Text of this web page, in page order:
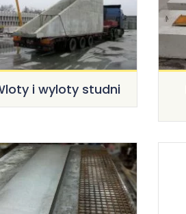
i wyloty studni